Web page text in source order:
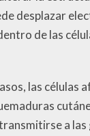
desplazar
de las
las células
a